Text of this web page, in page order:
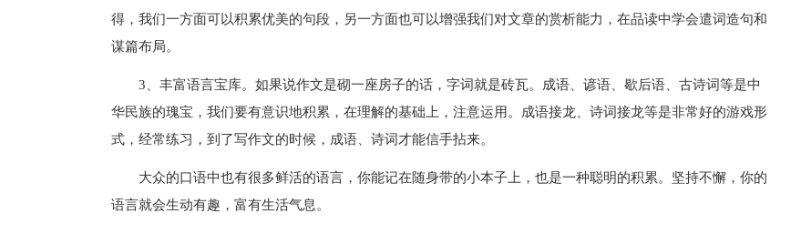
得，我们一方面可以积累优美的句段，另一方面也可以增强我们对文章的赏析能力，在品读中学会遣词造句和
谋篇布局。
3、丰富语言宝库。如果说作文是砌一座房子的话，字词就是砖瓦。成语、谚语、歇后语、古诗词等是中
华民族的瑰宝，我们要有意识地积累，在理解的基础上，注意运用。成语接龙、诗词接龙等是非常好的游戏形
式，经常练习，到了写作文的时候，成语、诗词才能信手拈来。
大众的口语中也有很多鲜活的语言，你能记在随身带的小本子上，也是一种聪明的积累。坚持不懈，你的
语言就会生动有趣，富有生活气息。